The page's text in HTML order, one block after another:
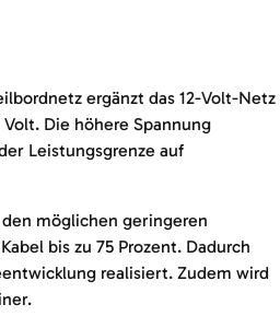
ergänzt das 12-Volt-Netz
Die höhere Spannung
Leistungsgrenze auf
möglichen geringeren
bis zu 75 Prozent. Dadurch
realisiert. Zudem wird